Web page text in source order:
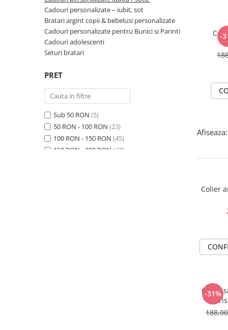
Cadouri personalizate – iubit, sot
Bratari argint copii & bebelusi personalizate
Cadouri personalizate pentru Bunici si Parinti
Cadouri adolescenti
Seturi bratari
PRET
Sub 50 RON (5)
50 RON - 100 RON (23)
100 RON - 150 RON (45)
150 RON - 200 RON (47)
-
Afiseaza:
Colier
-31%
Colier